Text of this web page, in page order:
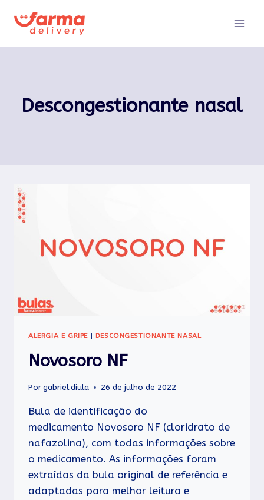
para
Descongestionante nasal
ALERGIA E GRIPE| DESCONGESTIONANTE NASAL
Novosoro NF
Porgabriel.diula 26 de julho de 2022
Bula de identificação do
medicamento Novosoro NF (cloridrato de
nafazolina), com todas informações sobre
o medicamento. As informações foram
extraídas da bula original de referência e
adaptadas para melhor leitura e